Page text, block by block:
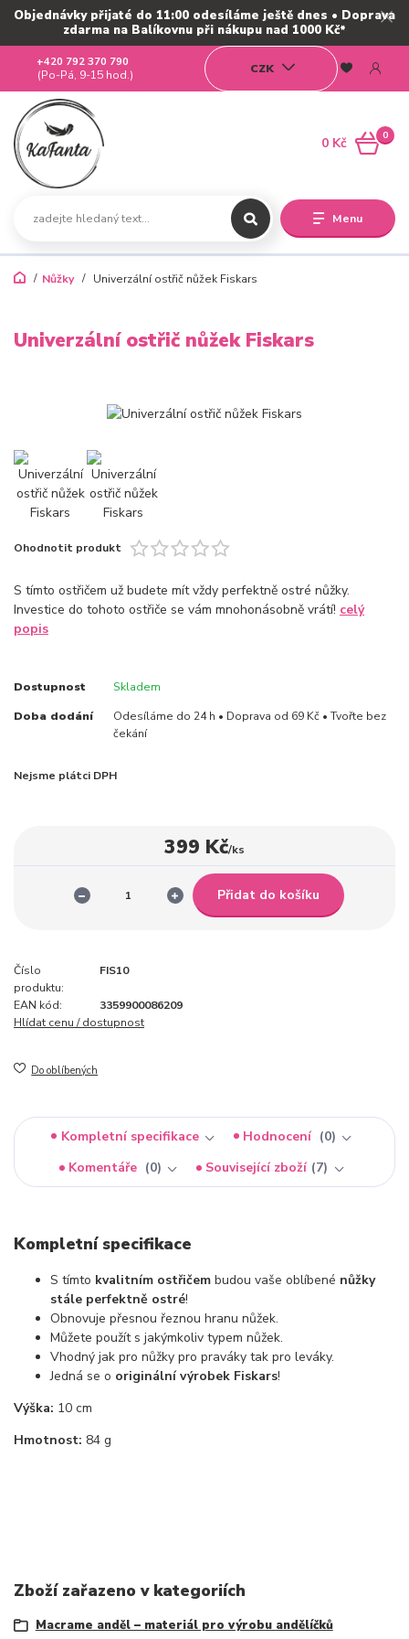
Objednávky přijaté do 11:00 odesíláme ještě dnes • Doprava
zdarma na Balíkovnu při nákupu nad 1000 Kč*
Menu
CZK
+420 792 370 790
(Po-Pá, 9-15 hod.)
0
0 Kč
Nůžky Univerzální ostřič nůžek Fiskars
Univerzální ostřič nůžek Fiskars
Ohodnotit produkt
S tímto ostřičem už budete mít vždy perfektně ostré nůžky.
Investice do tohoto ostřiče se vám mnohonásobně vrátí! celý
popis
Dostupnost Skladem
Doba dodání
Odesíláme do 24 h • Doprava od 69 Kč • Tvořte bez
čekání
Nejsme plátci DPH
399 Kč/ks
Přidat do košíku
Číslo
produktu:
FIS10
EAN kód:
3359900086209
Hlídat cenu / dostupnost
Do oblíbených
Kompletní specifikace Hodnocení
0
Komentáře
0 Související zboží 7
Kompletní specifikace
S tímto kvalitním ostřičem budou vaše oblíbené nůžky
stále perfektně ostré!
Obnovuje přesnou řeznou hranu nůžek.
Můžete použít s jakýmkoliv typem nůžek.
Vhodný jak pro nůžky pro praváky tak pro leváky.
Jedná se o originální výrobek Fiskars!
Výška: 10 cm
Hmotnost: 84 g
Zboží zařazeno v kategoriích
Macrame anděl – materiál pro výrobu andělíčků